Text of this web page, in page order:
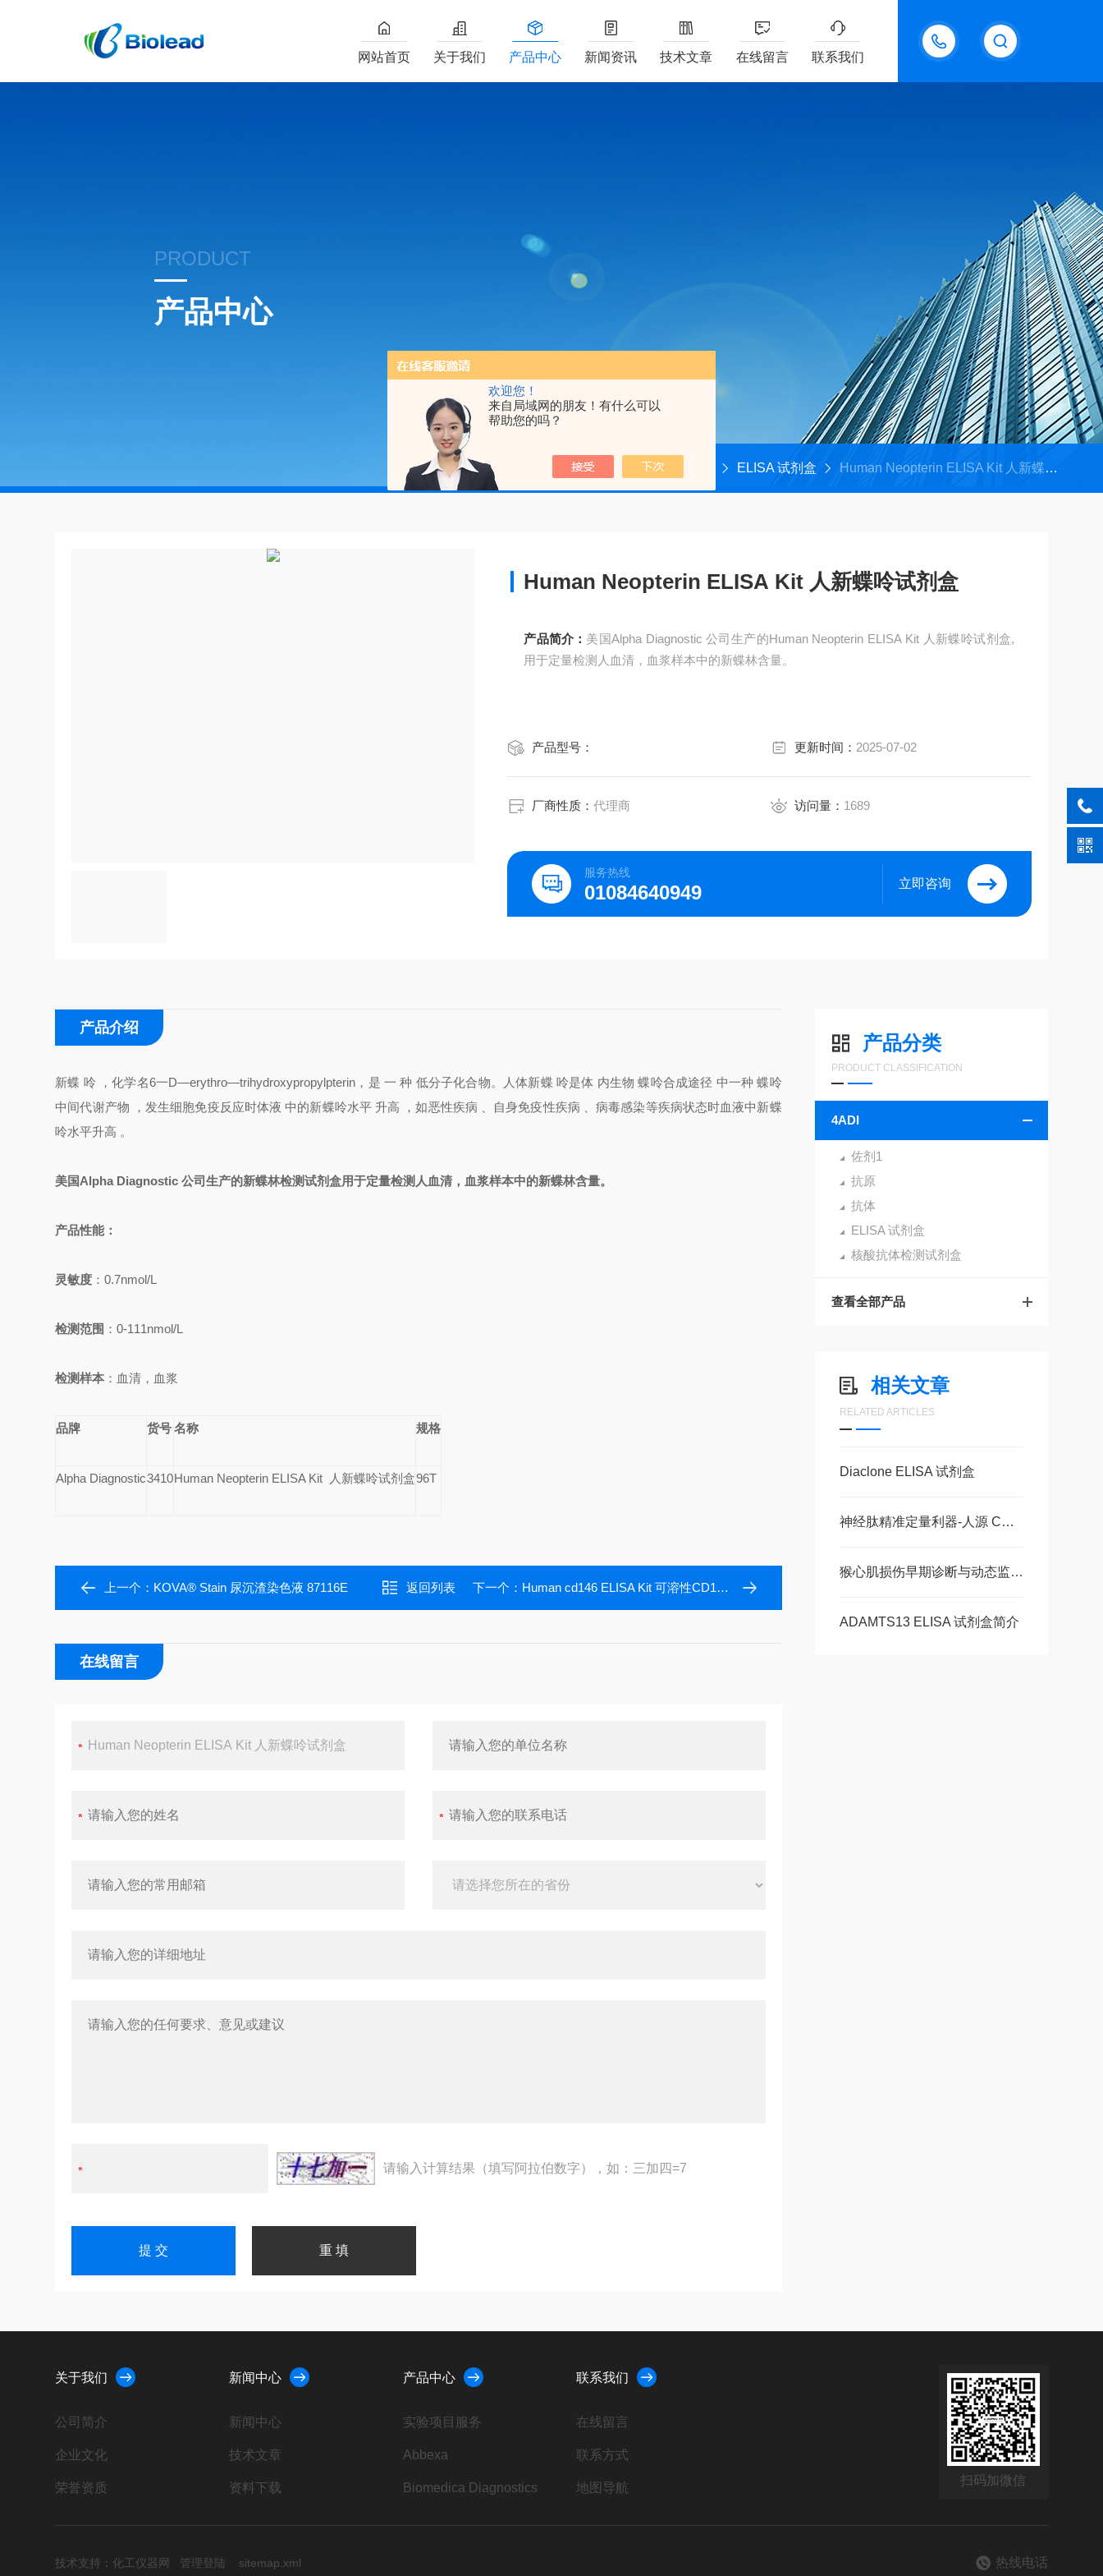
欢迎您！
来自局域网的朋友！有什么可以
帮助您的吗？
18611095289
网站首页 关于我们 产品中心 新闻资讯 技术文章 在线留言 联系我们
PRODUCT
产品中心
首页 产品中心 ELISA 试剂盒 Human Neopterin ELISA Kit 人新蝶呤试剂盒
Human Neopterin ELISA Kit 人新蝶呤试剂盒
产品简介： 美国Alpha Diagnostic 公司生产的Human Neopterin ELISA Kit 人新蝶呤试剂盒,
用于定量检测人血清，血浆样本中的新蝶林含量。
产品型号： 更新时间： 2025-07-02
厂商性质：代理商 访问量： 1689
服务热线
01084640949 立即咨询
产品分类
PRODUCT CLASSIFICATION
4ADI
佐剂1
抗原
抗体
ELISA 试剂盒
核酸抗体检测试剂盒
查看全部产品
相关文章
RELATED ARTICLES
Diaclone ELISA 试剂盒
神经肽精准定量利器-人源 CGRP ELISA 试剂盒，多类型样本直接检测
猴心肌损伤早期诊断与动态监测-猴肌红蛋白ELISA 试剂盒
ADAMTS13 ELISA 试剂盒简介
产品介绍
新蝶 呤 ，化学名6一D—erythro—trihydroxypropylpterin，是 一 种 低分子化合物。人体新蝶 呤是体 内生物 蝶呤合成途径 中一种 蝶呤
中间代谢产物 ，发生细胞免疫反应时体液 中的新蝶呤水平 升高 ，如恶性疾病 、自身免疫性疾病 、病毒感染等疾病状态时血液中新蝶
呤水平升高 。
美国Alpha Diagnostic 公司生产的新蝶林检测试剂盒用于定量检测人血清，血浆样本中的新蝶林含量。
产品性能：
灵敏度 ：0.7nmol/L
检测范围 ：0-111nmol/L
检测样本 ：血清，血浆
品牌 货号名称 规格
Alpha Diagnostic3410Human Neopterin ELISA Kit 人新蝶呤试剂盒96T
上一个： KOVA® Stain 尿沉渣染色液 87116E 返回列表 下一个： Human cd146 ELISA Kit 可溶性CD146 ELISA
在线留言
请输入计算结果（填写阿拉伯数字），如：三加四=7
关于我们
公司简介
企业文化
荣誉资质
新闻中心
新闻中心
技术文章
资料下载
产品中心
实验项目服务
Abbexa
Biomedica Diagnostics
联系我们
在线留言
联系方式
地图导航
扫码加微信
技术支持： 化工仪器网 管理登陆 sitemap.xml 热线电话